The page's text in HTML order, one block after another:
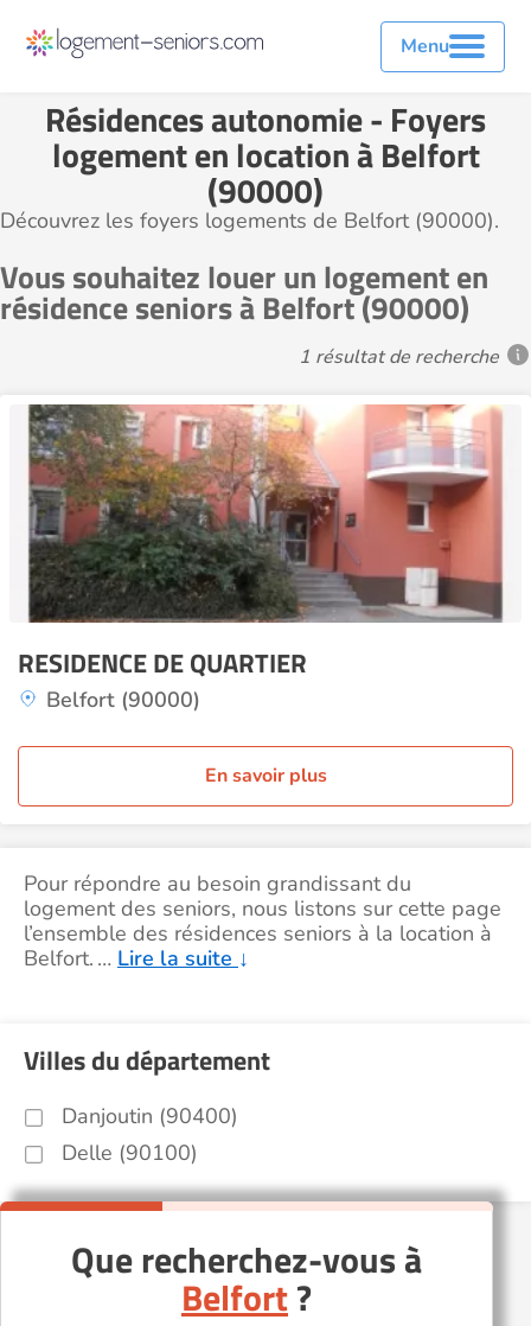
Menu
Résidences autonomie - Foyers
logement en location à Belfort
(90000)
Découvrez les foyers logements de Belfort (90000).
Vous souhaitez louer un logement en
résidence seniors à Belfort (90000)
1 résultat de recherche
RESIDENCE DE QUARTIER
Belfort (90000)
En savoir plus
Pour répondre au besoin grandissant du
logement des seniors, nous listons sur cette page
l’ensemble des résidences seniors à la location à
Belfort. … Lire la suite ↓
Villes du département
Danjoutin (90400)
Delle (90100)
Que recherchez-vous à
Belfort?